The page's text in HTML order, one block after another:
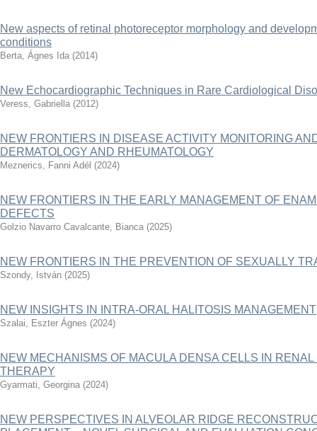
New aspects of retinal photoreceptor morphology and
conditions
Berta, Ágnes Ida (2014)
New Echocardiographic Techniques in Rare Cardiological
Veress, Gabriella (2012)
NEW FRONTIERS IN DISEASE ACTIVITY MONITORING
DERMATOLOGY AND RHEUMATOLOGY
Meznerics, Fanni Adél (2024)
NEW FRONTIERS IN THE EARLY MANAGEMENT OF
DEFECTS
Golzio Navarro Cavalcante, Bianca (2025)
NEW FRONTIERS IN THE PREVENTION OF SEXUALLY
Szondy, István (2025)
NEW INSIGHTS IN INTRA-ORAL HALITOSIS MANAGEMENT
Szalai, Eszter Ágnes (2024)
NEW MECHANISMS OF MACULA DENSA CELLS IN
THERAPY
Gyarmati, Georgina (2024)
NEW PERSPECTIVES IN ALVEOLAR RIDGE